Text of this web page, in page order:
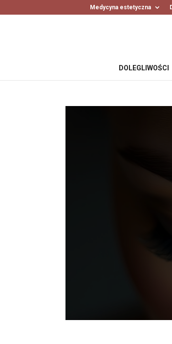
Medycyna estetyczna
DOLEGLIWOŚCI